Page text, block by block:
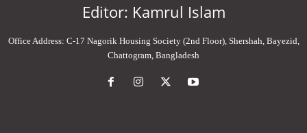
Editor: Kamrul Islam
Office Address: C-17 Nagorik Housing Society (2nd Floor), Shershah, Bayezid,
Chattogram, Bangladesh